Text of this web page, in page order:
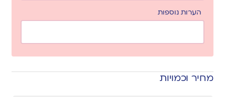
הערות נוספות
מחיר וכמויות